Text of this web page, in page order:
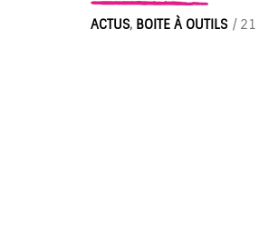
ACTUS, BOITE À OUTILS / 21